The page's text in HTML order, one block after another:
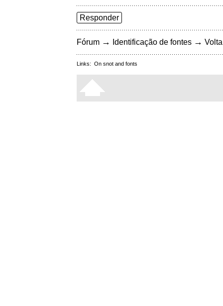
Responder
Fórum → Identificação de fontes →
Links: On snot and fonts